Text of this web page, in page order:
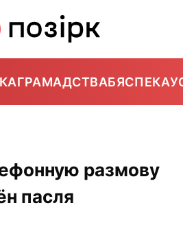
ГРАМАДСТВАБЯСПЕКА
размову
пасля